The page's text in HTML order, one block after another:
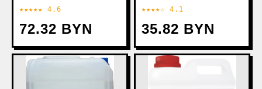
★★★★★ 4.6
72.32 BYN
★★★★☆ 4.1
35.82 BYN